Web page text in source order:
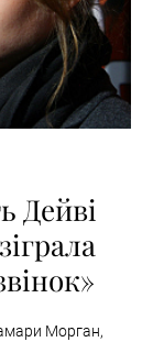
Дейві
Морган,